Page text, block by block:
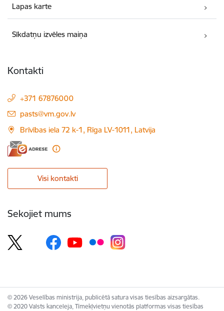
Lapas karte
Sīkdatņu izvēles maiņa
Kontakti
+371 67876000
E-pasts:
pasts@vm.gov.lv
Brīvības iela 72 k-1, Rīga LV-1011, Latvija
Visi kontakti
Sekojiet mums
© 2026 Veselības ministrija, publicētā satura visas tiesības aizsargātas.
© 2020 Valsts kanceleja, Tīmekļvietņu vienotās platformas visas tiesības